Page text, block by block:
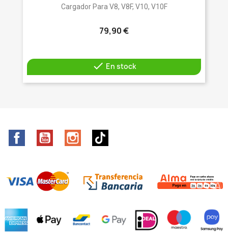
Cargador Para V8, V8F, V10, V10F
79,90 €
 En stock
FacebookYouTube Instagram